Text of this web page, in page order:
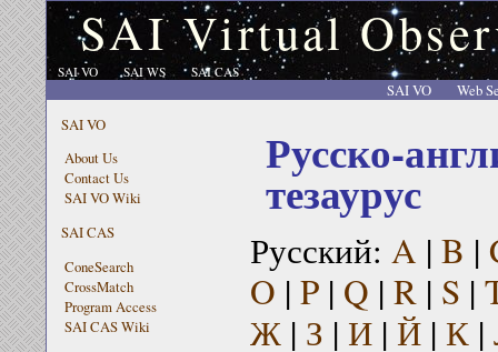
SAI Virtual
SAI VO SAI WS SAI CAS
SAI VO
Web
SAI VO
About Us
Contact Us
SAI VO Wiki
SAI CAS
ConeSearch
CrossMatch
Program Access
SAI CAS Wiki
Русско-
тезаурус
Русский: A | B |
O | P| Q | R| S |
Ж| З | И| Й| К|